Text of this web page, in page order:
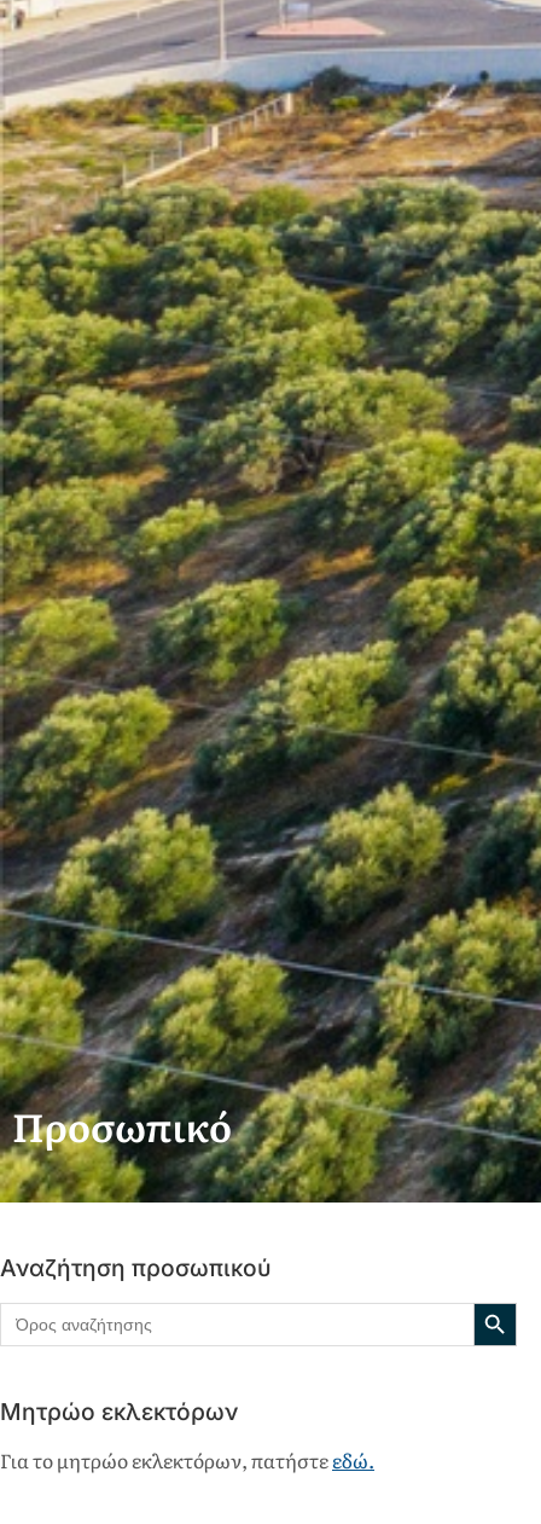
Προσωπικό
Αναζήτηση προσωπικού
Search
for:
Μητρώο εκλεκτόρων
Για το μητρώο εκλεκτόρων, πατήστεεδώ.